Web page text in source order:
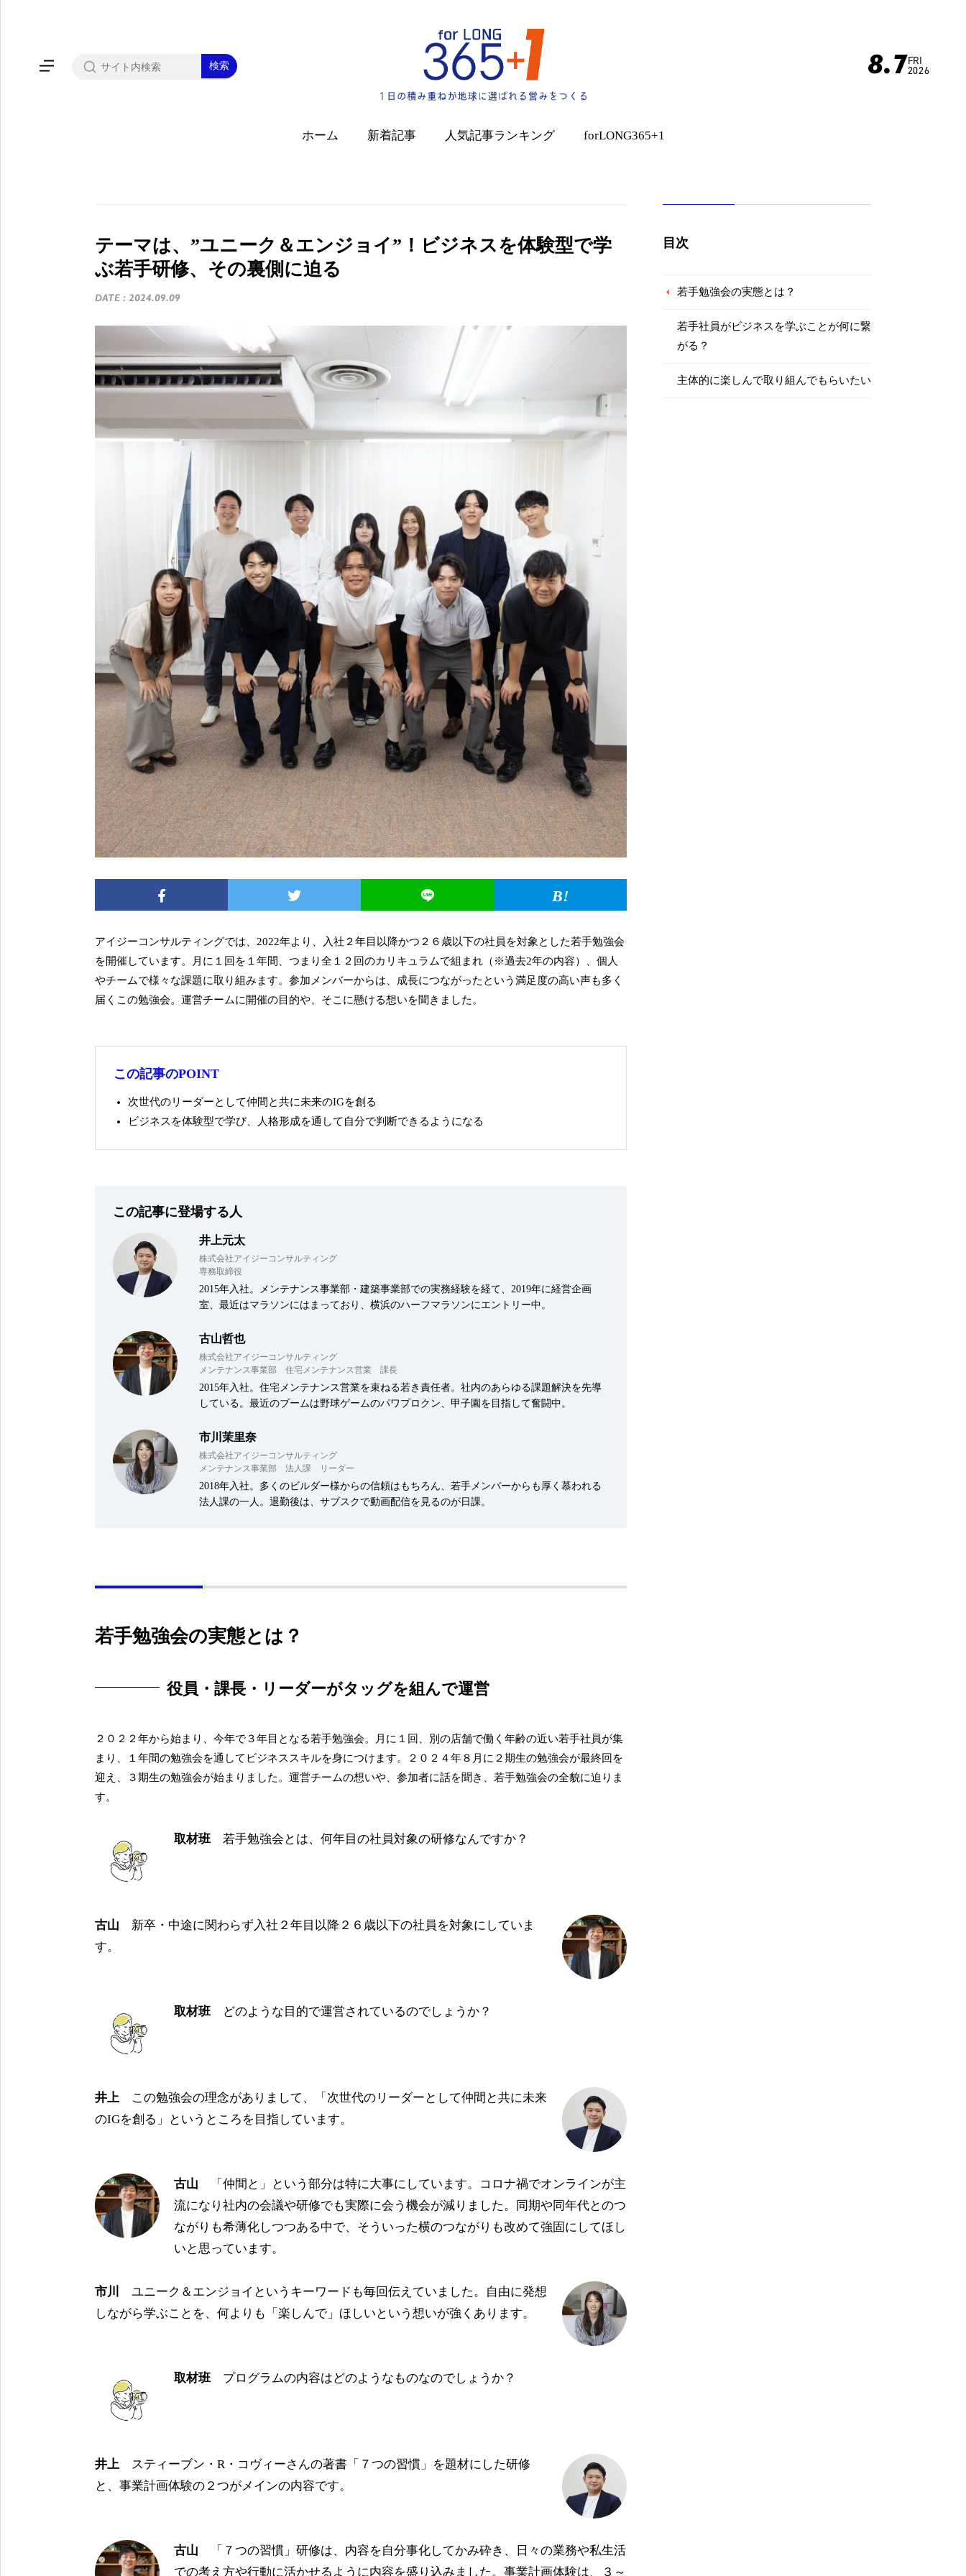
8.7FRI
2026
ホーム 新着記事 人気記事ランキング forLONG365+1
テーマは、”ユニーク＆エンジョイ”！ビジネスを体験型で学
ぶ若手研修、その裏側に迫る
DATE : 2024.09.09
アイジーコンサルティングでは、2022年より、入社２年目以降かつ２６歳以下の社員を対象とした若手勉強会
を開催しています。月に１回を１年間、つまり全１２回のカリキュラムで組まれ（※過去2年の内容）、個人
やチームで様々な課題に取り組みます。参加メンバーからは、成長につながったという満足度の高い声も多く
届くこの勉強会。運営チームに開催の目的や、そこに懸ける想いを聞きました。
この記事のPOINT
次世代のリーダーとして仲間と共に未来のIGを創る
ビジネスを体験型で学び、人格形成を通して自分で判断できるようになる
この記事に登場する人
井上元太
株式会社アイジーコンサルティング
専務取締役
2015年入社。メンテナンス事業部・建築事業部での実務経験を経て、2019年に経営企画
室、最近はマラソンにはまっており、横浜のハーフマラソンにエントリー中。
古山哲也
株式会社アイジーコンサルティング
メンテナンス事業部 住宅メンテナンス営業 課長
2015年入社。住宅メンテナンス営業を束ねる若き責任者。社内のあらゆる課題解決を先導
している。最近のブームは野球ゲームのパワプロクン、甲子園を目指して奮闘中。
市川茉里奈
株式会社アイジーコンサルティング
メンテナンス事業部 法人課 リーダー
2018年入社。多くのビルダー様からの信頼はもちろん、若手メンバーからも厚く慕われる
法人課の一人。退勤後は、サブスクで動画配信を見るのが日課。
若手勉強会の実態とは？
役員・課長・リーダーがタッグを組んで運営
２０２２年から始まり、今年で３年目となる若手勉強会。月に１回、別の店舗で働く年齢の近い若手社員が集
まり、１年間の勉強会を通してビジネススキルを身につけます。２０２４年８月に２期生の勉強会が最終回を
迎え、３期生の勉強会が始まりました。運営チームの想いや、参加者に話を聞き、若手勉強会の全貌に迫りま
す。
取材班若手勉強会とは、何年目の社員対象の研修なんですか？
古山 新卒・中途に関わらず入社２年目以降２６歳以下の社員を対象にしていま
す。
取材班どのような目的で運営されているのでしょうか？
井上 この勉強会の理念がありまして、「次世代のリーダーとして仲間と共に未来
のIGを創る」というところを目指しています。
古山 「仲間と」という部分は特に大事にしています。コロナ禍でオンラインが主
流になり社内の会議や研修でも実際に会う機会が減りました。同期や同年代とのつ
ながりも希薄化しつつある中で、そういった横のつながりも改めて強固にしてほし
いと思っています。
市川
ユニーク＆エンジョイというキーワードも毎回伝えていました。自由に発想
しながら学ぶことを、何よりも「楽しんで」ほしいという想いが強くあります。
取材班プログラムの内容はどのようなものなのでしょうか？
井上 スティーブン・R・コヴィーさんの著書「７つの習慣」を題材にした研修
と、事業計画体験の２つがメインの内容です。
古山 「７つの習慣」研修は、内容を自分事化してかみ砕き、日々の業務や私生活
での考え方や行動に活かせるように内容を盛り込みました。事業計画体験は、３～
目次
若手勉強会の実態とは？
若手社員がビジネスを学ぶことが何に繋
がる？
主体的に楽しんで取り組んでもらいたい